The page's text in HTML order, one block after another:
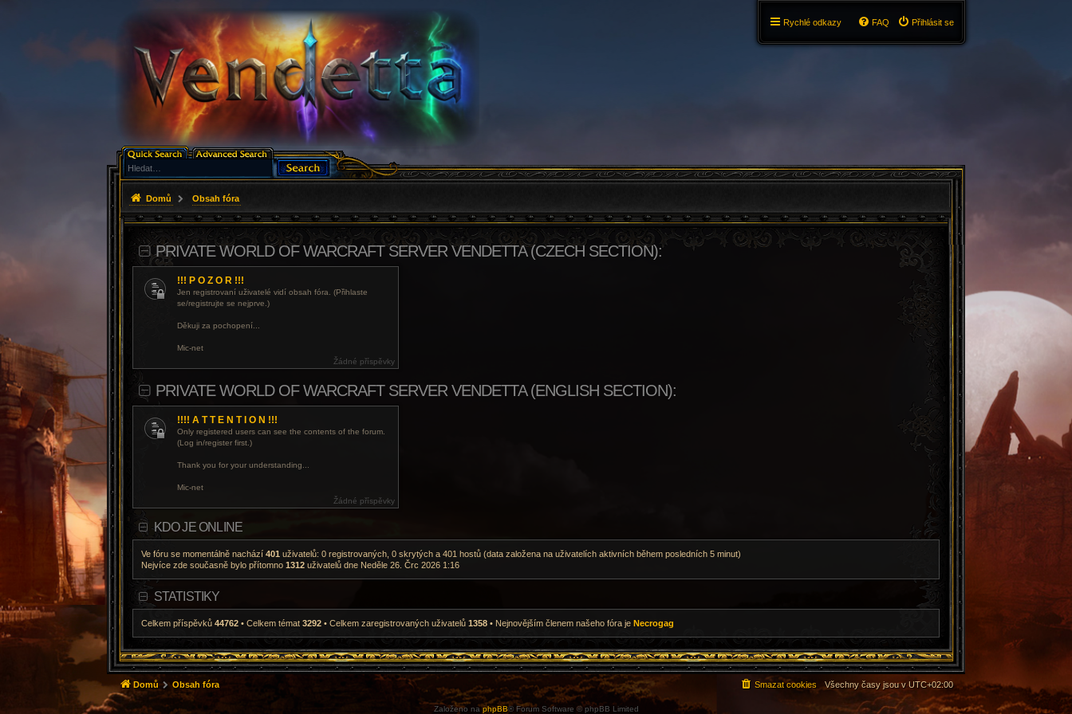
Rychlé odkazy Přihlásit se
FAQ
Domů Obsah fóra
PRIVATE WORLD OF WARCRAFT SERVER VENDETTA (CZECH SECTION):
!!! P O Z O R !!!
Jen registrovaní uživatelé vidí obsah fóra. (Přihlaste
se/registrujte se nejprve.)
Děkuji za pochopení...
Mic-net
Žádné příspěvky
PRIVATE WORLD OF WARCRAFT SERVER VENDETTA (ENGLISH SECTION):
!!!! A T T E N T I O N !!!
Only registered users can see the contents of the forum.
(Log in/register first.)
Thank you for your understanding...
Mic-net
Žádné příspěvky
KDO JE ONLINE
Ve fóru se momentálně nachází401 uživatelů: 0 registrovaných, 0 skrytých a 401 hostů (data založena na uživatelích aktivních během posledních 5 minut)
Nejvíce zde současně bylo přítomno1312 uživatelů dne Neděle 26. Črc 2026 1:16
STATISTIKY
Celkem příspěvků44762 • Celkem témat3292 • Celkem zaregistrovaných uživatelů1358 • Nejnovějším členem našeho fóra jeNecrogag
Domů Obsah fóra Všechny časy jsou v UTC+02:00
Smazat cookies
Založeno naphpBB® Forum Software © phpBB Limited